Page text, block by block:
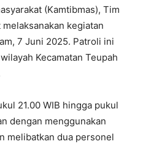
(Kamtibmas), Tim
kegiatan
7 Juni 2025. Patroli ini
Kecamatan Teupah
21.00 WIB hingga pukul
dengan menggunakan
melibatkan dua personel